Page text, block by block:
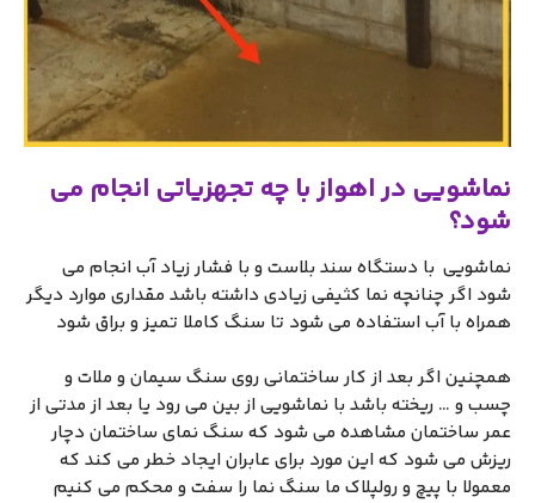
نماشویی در اهواز با چه تجهزیاتی انجام می
شود؟
نماشویی با دستگاه سند بلاست و با فشار زیاد آب انجام می
شود اگر چنانچه نما کثیفی زیادی داشته باشد مقداری موارد دیگر
همراه با آب استفاده می شود تا سنگ کاملا تمیز و براق شود
همچنین اگر بعد از کار ساختمانی روی سنگ سیمان و ملات و
چسب و … ریخته باشد با نماشویی از بین می رود یا بعد از مدتی از
عمر ساختمان مشاهده می شود که سنگ نمای ساختمان دچار
ریزش می شود که این مورد برای عابران ایجاد خطر می کند که
معمولا با پیچ و رولپلاک ما سنگ نما را سفت و محکم می کنیم